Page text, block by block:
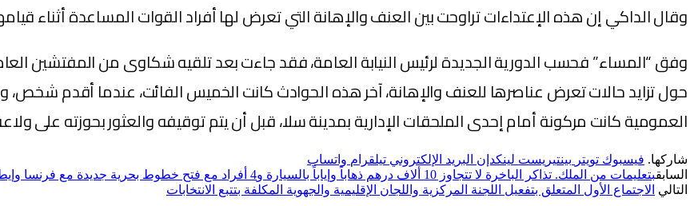
وقال الداكي إن هذه الإعتداءات تراوحت بين العنف والإهانة التي تعرض لها أفراد القوات المساعدة أثناء
وفق “المساء” فحسب الدورية الجديدة لرئيس النيابة العامة، فقد جاءت بعد تلقيه شكاوى من المفتشين
حول تزايد حالات تعرض عناصرها للعنف والإهانة، آخر هذه الحوادث كانت الخميس الفائت، عندما أقدم شخص،
العمومية كانت مركونة أمام إحدى الملحقات الإدارية بمدينة سلا، قبل أن يتم توقيفه والعثور بحوزته على
شاركها. فيسبوك تويتر بينتيريست لينكدإن البريد الإلكتروني تيلقرام واتساب
السابقبتعليمات من الملك. تذاكر الباخرة لا تتجاوز 10 ألاف درهم ذهاباً وإياباً بالسيارة و4 أفراد مع فتح خطوط بحرية جديدة مع فرنسا وإيطاليا
التالي الاجتماع الأول المتعلق بتفعيل اللجنة المركزية واللجان الإقليمية والجهوية المكلفة بتتبع الانتخابات